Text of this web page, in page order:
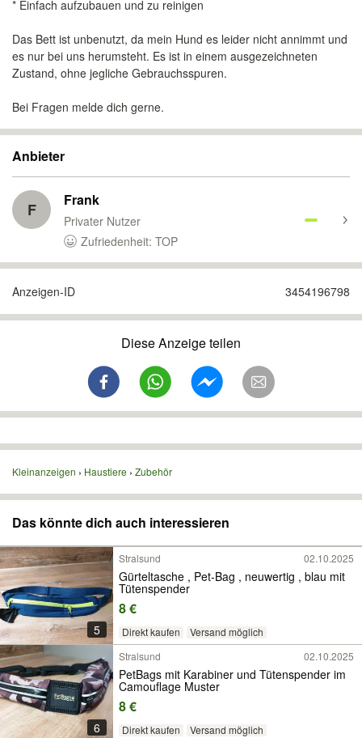
* Einfach aufzubauen und zu reinigen
Das Bett ist unbenutzt, da mein Hund es leider nicht annimmt und
es nur bei uns herumsteht. Es ist in einem ausgezeichneten
Zustand, ohne jegliche Gebrauchsspuren.
Bei Fragen melde dich gerne.
Anbieter
F Frank
Privater Nutzer
Zufriedenheit: TOP
Anzeigen-ID 3454196798
Diese Anzeige teilen
Kleinanzeigen Haustiere Zubehör
Das könnte dich auch interessieren
5
Stralsund 02.10.2025
Gürteltasche , Pet-Bag , neuwertig , blau mit
Tütenspender
8 €
Direkt kaufen Versand möglich
6
Stralsund 02.10.2025
PetBags mit Karabiner und Tütenspender im
Camouflage Muster
8 €
Direkt kaufen Versand möglich